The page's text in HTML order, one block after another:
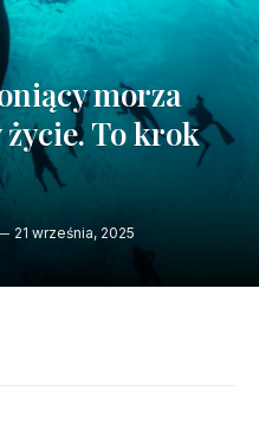
morza
To krok
21 września, 2025